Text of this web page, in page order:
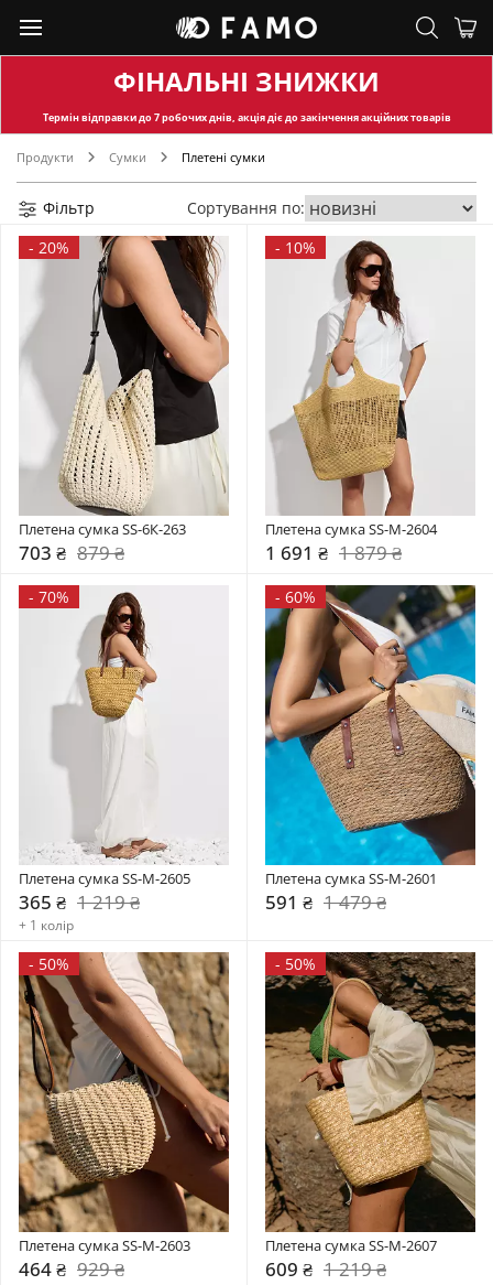
ФІНАЛЬНІ ЗНИЖКИ
Термін відправкидо 7 робочих днів, акція діє до закінчення акційних товарів
Продукти Сумки Плетені сумки
Фільтр
Сортування по:
- 20%
Плетена сумка SS-6К-263
703 ₴ 879 ₴
- 10%
Плетена сумка SS-M-2604
1 691 ₴ 1 879 ₴
- 70%
Плетена сумка SS-M-2605
365 ₴ 1 219 ₴
+ 1 колір
- 60%
Плетена сумка SS-M-2601
591 ₴ 1 479 ₴
- 50%
Плетена сумка SS-M-2603
464 ₴ 929 ₴
- 50%
Плетена сумка SS-M-2607
609 ₴ 1 219 ₴